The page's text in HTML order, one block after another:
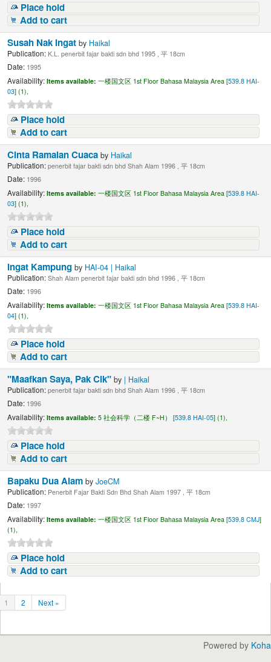
Place hold
Add to cart
Susah Nak Ingatby Haikal
Publication: K.L. penerbit fajar bakti sdn bhd 1995 , 平 18cm
Date: 1995
Availability: Items available: 一楼国文区 1st Floor Bahasa Malaysia Area [539.8 HAI-
03] (1),
Place hold
Add to cart
Cinta Ramalan Cuacaby Haikal
Publication: penerbit fajar bakti sdn bhd Shah Alam 1996 , 平 18cm
Date: 1996
Availability: Items available: 一楼国文区 1st Floor Bahasa Malaysia Area [539.8 HAI-
03] (1),
Place hold
Add to cart
Ingat Kampungby HAI-04 | Haikal
Publication: Shah Alam penerbit fajar bakti sdn bhd 1996 , 平 18cm
Date: 1996
Availability: Items available: 一楼国文区 1st Floor Bahasa Malaysia Area [539.8 HAI-
04] (1),
Place hold
Add to cart
"Maafkan Saya, Pak Cik"by | Haikal
Publication: penerbit fajar bakti sdn bhd Shah Alam 1996 , 平 18cm
Date: 1996
Availability: Items available: 5 社会科学（二楼 F~H） [539.8 HAI-05] (1),
Place hold
Add to cart
Bapaku Dua AlambyJoeCM
Publication: Penerbit Fajar Bakti Sdn Bhd Shah Alam 1997 , 平 18cm
Date: 1997
Availability: Items available: 一楼国文区 1st Floor Bahasa Malaysia Area [539.8 CMJ]
(1),
Place hold
Add to cart
1 2 Next »
Powered by Koha